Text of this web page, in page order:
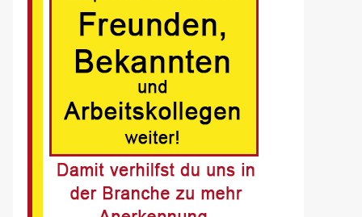
MAN Engines präsentiert
nächste Generation der
bewährten Baureihe MAN
E32
BLAULICHT DE
Schwerverletzter
Fussgänger nach Unfall in
Buer
BLAULICHT DE